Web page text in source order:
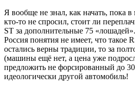
Я вообще не знал, как начать, пока
кто-то не спросил, стоит ли
ST за дополнительные 75
Россия понятия не имеет, что такое
остались верны традиции, то за
(машины ещё нет, а цена уже
предложить не форсированный до
идеологически другой автомобиль!